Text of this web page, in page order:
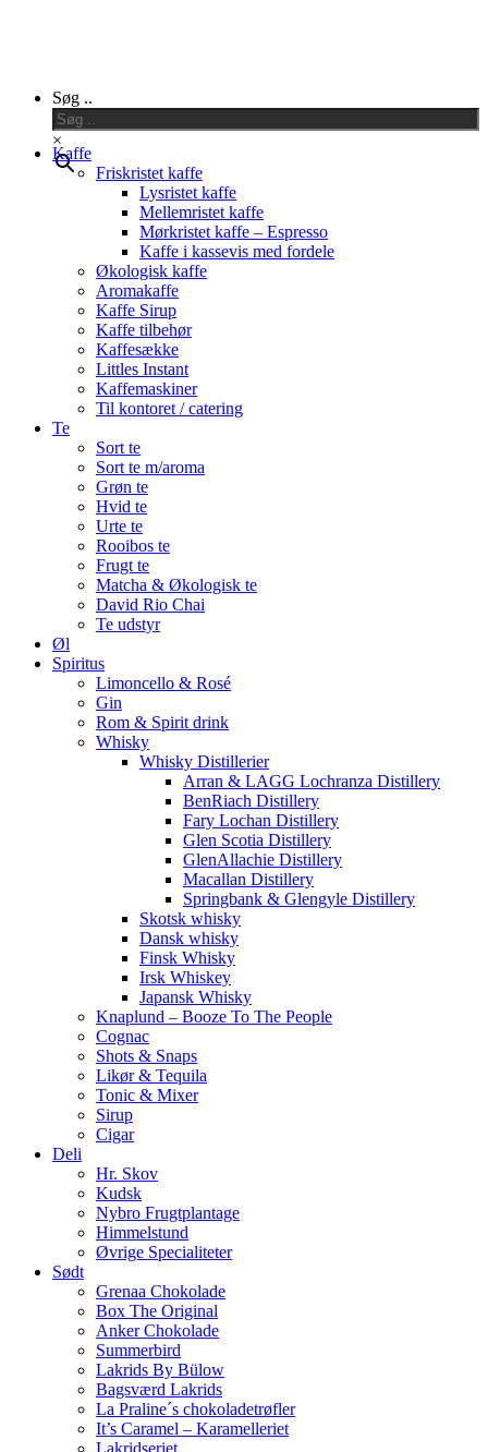
Menu
Søg ..
×
Kaffe
Friskristet kaffe
Lysristet kaffe
Mellemristet kaffe
Mørkristet kaffe – Espresso
Kaffe i kassevis med fordele
Økologisk kaffe
Aromakaffe
Kaffe Sirup
Kaffe tilbehør
Kaffesække
Littles Instant
Kaffemaskiner
Til kontoret / catering
Te
Sort te
Sort te m/aroma
Grøn te
Hvid te
Urte te
Rooibos te
Frugt te
Matcha & Økologisk te
David Rio Chai
Te udstyr
Øl
Spiritus
Limoncello & Rosé
Gin
Rom & Spirit drink
Whisky
Whisky Distillerier
Arran & LAGG Lochranza Distillery
BenRiach Distillery
Fary Lochan Distillery
Glen Scotia Distillery
GlenAllachie Distillery
Macallan Distillery
Springbank & Glengyle Distillery
Skotsk whisky
Dansk whisky
Finsk Whisky
Irsk Whiskey
Japansk Whisky
Knaplund – Booze To The People
Cognac
Shots & Snaps
Likør & Tequila
Tonic & Mixer
Sirup
Cigar
Deli
Hr. Skov
Kudsk
Nybro Frugtplantage
Himmelstund
Øvrige Specialiteter
Sødt
Grenaa Chokolade
Box The Original
Anker Chokolade
Summerbird
Lakrids By Bülow
Bagsværd Lakrids
La Praline´s chokoladetrøfler
It’s Caramel – Karamelleriet
Lakridseriet